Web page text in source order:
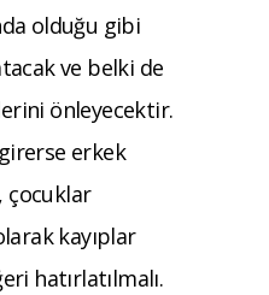
olduğu gibi
ve belki de
önleyecektir.
erkek
çocuklar
kayıplar
hatırlatılmalı.